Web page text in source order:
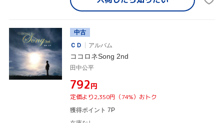
中古
ＣＤ
アルバム
ココロネSong 2nd
田中公平
¥792円
定価より2,350円（74%）おトク
獲得ポイント 7P